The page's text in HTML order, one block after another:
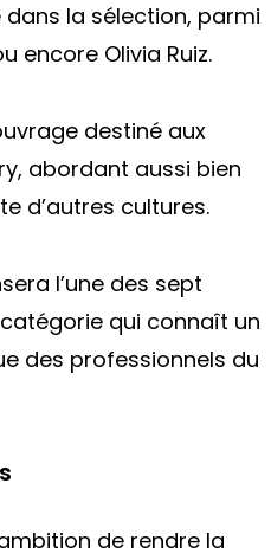
la sélection, parmi
encore Olivia Ruiz.
destiné aux
abordant aussi bien
d’autres cultures.
l’une des sept
qui connaît un
des professionnels du
de rendre la